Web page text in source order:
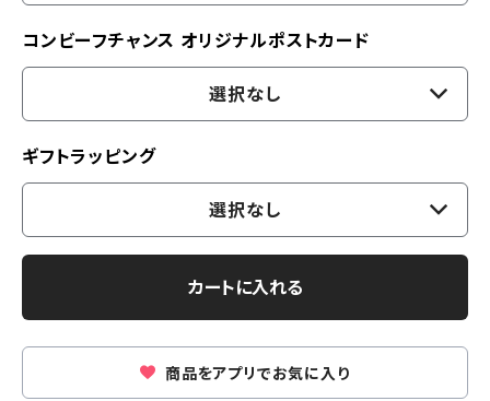
コンビーフチャンス オリジナルポストカード
選択なし
ギフトラッピング
選択なし
カートに入れる
商品をアプリでお気に入り